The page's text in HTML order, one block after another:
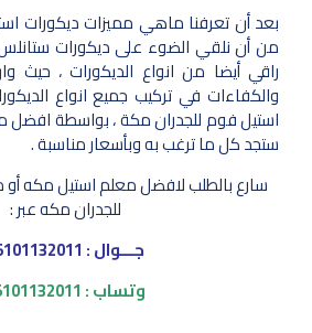
بعد أن تعرفنا ماهي مميزات ديكورات
من أن نلقي الضوء على ديكورات
راقي أيضا من انواع الديكورات ، حيث
والكفاءات في تركيب جميع انواع
استيل فوم للجدران مكة ، بواسطة
ستجد كل ما ترغب به وبأسعار مناسبة .
سارع بالطلب لافضل معلم استيل مكه أو
للجدران مكه عبر :
جـــوال : 05101132011
وتساب : 05101132011